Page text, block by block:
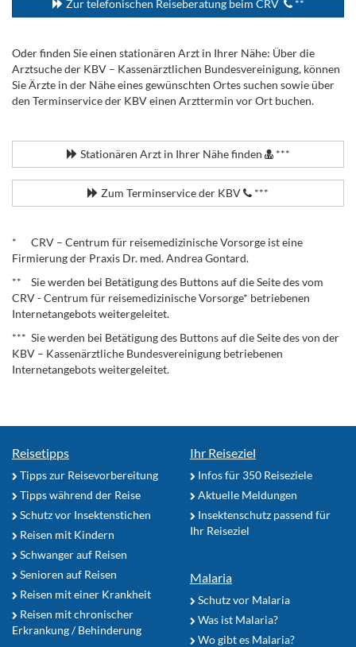
Zur telefonischen Reiseberatung beim CRV **
Oder finden Sie einen stationären Arzt in Ihrer Nähe: Über die
Arztsuche der KBV – Kassenärztlichen Bundesvereinigung, können
Sie Ärzte in der Nähe eines gewünschten Ortes suchen sowie über
den Terminservice der KBV einen Arzttermin vor Ort buchen.
Stationären Arzt in Ihrer Nähe finden ***
Zum Terminservice der KBV ***
* CRV – Centrum für reisemedizinische Vorsorge ist eine
Firmierung der Praxis Dr. med. Andrea Gontard.
** Sie werden bei Betätigung des Buttons auf die Seite des vom
CRV - Centrum für reisemedizinische Vorsorge* betriebenen
Internetangebots weitergeleitet.
*** Sie werden bei Betätigung des Buttons auf die Seite des von der
KBV – Kassenärztliche Bundesvereinigung betriebenen
Internetangebots weitergeleitet.
Reisetipps
Tipps zur Reisevorbereitung
Tipps während der Reise
Schutz vor Insektenstichen
Reisen mit Kindern
Schwanger auf Reisen
Senioren auf Reisen
Reisen mit einer Krankheit
Reisen mit chronischer
Erkrankung / Behinderung
Ihr Reiseziel
Infos für 350 Reiseziele
Aktuelle Meldungen
Insektenschutz passend für
Ihr Reiseziel
Malaria
Schutz vor Malaria
Was ist Malaria?
Wo gibt es Malaria?